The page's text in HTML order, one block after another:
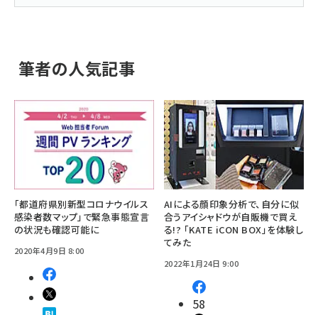
筆者の人気記事
「都道府県別新型コロナウイルス
感染者数マップ」で緊急事態宣言
の状況も確認可能に
2020年4月9日 8:00
AIによる顔印象分析で、自分に似
合うアイシャドウが自販機で買え
る!? 「KATE iCON BOX」を体験し
てみた
2022年1月24日 9:00
58